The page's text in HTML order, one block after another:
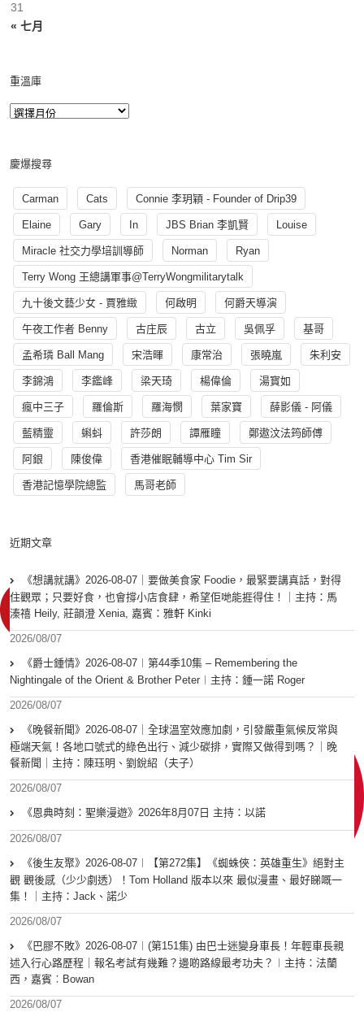
« 七月
31
重溫庫
慶爆搜尋
Carman Cats Connie 李玥穎 - Founder of Drip39
Elaine Gary In JBS Brian 李凱賢 Louise
Miracle 社交力學培訓導師 Norman Ryan
Terry Wong 王總講軍事@TerryWongmilitarytalk
九十後文藝少女 - 賈雅緻 何啟明 何爵天導演
午夜工作者 Benny 古庄辰 古立 吳佩孚 基哥
孟希璘 Ball Mang 宋浩暉 康常治 張曉嵐 朱利安
李錦鴻 李鑑峰 梁天琦 楊偉倫 湯寳如
瘋中三子 羅倫斯 羅海憫 葉家寶 薛影儀 - 阿儀
藍精靈 蝌蚪 許莎朗 譚雁瞳 鄭遨汶法筠師傅
阿銀 陳俊偉 香港催眠輔導中心 Tim Sir
香港記憶學院總監 馬哥老師
近期文章
《想講就講》2026-08-07｜要做美食家 Foodie，最緊要講真話，對得
住觀眾；只要好食，也會撐小店食肆，希望佢哋能捱得住！｜主持：馬
溱禧 Heily, 莊韻澄 Xenia, 嘉賓：雅軒 Kinki
2026/08/07
《爵士鍾情》2026-08-07︱第44季10集 – Remembering the
Nightingale of the Orient & Brother Peter︱主持：鍾一諾 Roger
2026/08/07
《晚餐新聞》2026-08-07｜全球溫室效應加劇，引發嚴重氣候反常與
極端天氣！各地口號式的綠色出行、減少碳排，實際又做得到嗎？｜晚
餐新聞｜主持：陳珏明、劉銳紹（夫子）
2026/08/07
《恩典時刻：聖樂漫遊》2026年8月07日 主持：以諾
2026/08/07
《後生友聚》2026-08-07︱【第272集】《蜘蛛俠：英雄重生》絕對主
觀 觀後感（少少劇透）！Tom Holland 版本以來 最似漫畫、最好睇嘅一
集！｜主持：Jack、諾少
2026/08/07
《巴膠不敗》2026-08-07︱(第151集) 由巴士迷變身車長！年輕車長親
述入行心路歷程｜報名考試有幾難？邊啲路線最考功夫？︱主持：法蘭
西，嘉賓︰Bowan
2026/08/07